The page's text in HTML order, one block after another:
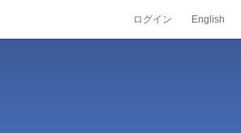
ログイン English